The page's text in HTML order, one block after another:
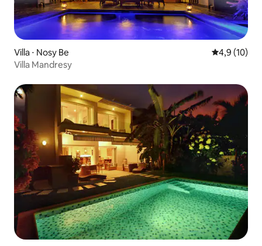
Villa ⋅ Nosy Be Évaluation
4,9 (10)
Villa Mandresy